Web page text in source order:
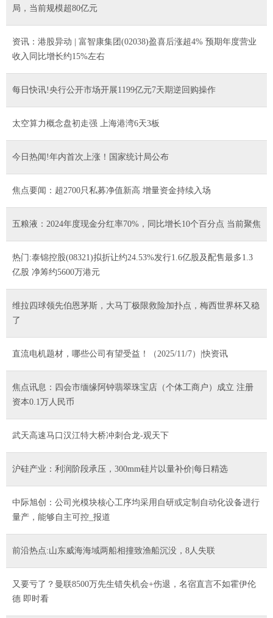
局，当前规模超80亿元
资讯：港股异动 | 富智康集团(02038)盈喜后涨超4% 预期年度营业
收入同比增长约15%左右
每日快讯!央行公开市场开展1199亿元7天期逆回购操作
太空算力概念盘初走强 上海港湾6天3板
今日热闻!年内首次上涨！国家统计局公布
焦点要闻：超2700只私募净值新高 增量资金持续入场
五粮液：2024年度现金分红率70%，同比增长10个百分点 当前聚焦
热门:泰锦控股(08321)拟折让约24.53%发行1.6亿股及配售最多1.3
亿股 净筹约5600万港元
维拉四球领先伯恩茅斯，大马丁极限救险加扑点，梅西世界杯又稳
了
直流电机题材，哪些公司有望受益！（2025/11/7）|快资讯
焦点讯息：四会市缅缘阿钟翡翠珠宝店（个体工商户）成立 注册
资本0.1万人民币
武天高速马口汉江特大桥冲刺合龙-观天下
沪硅产业：利润阶段承压，300mm硅片以量补价|每日精选
中际旭创：公司光模块核心工序均采用自研或定制自动化设备进行
量产，能够自主可控_报道
前沿热点:山东威海海域两船相撞致渔船沉没，8人失联
又要亏了？曼联8500万先生错失机会+伤退，名宿直言不如霍伊伦
德 即时看